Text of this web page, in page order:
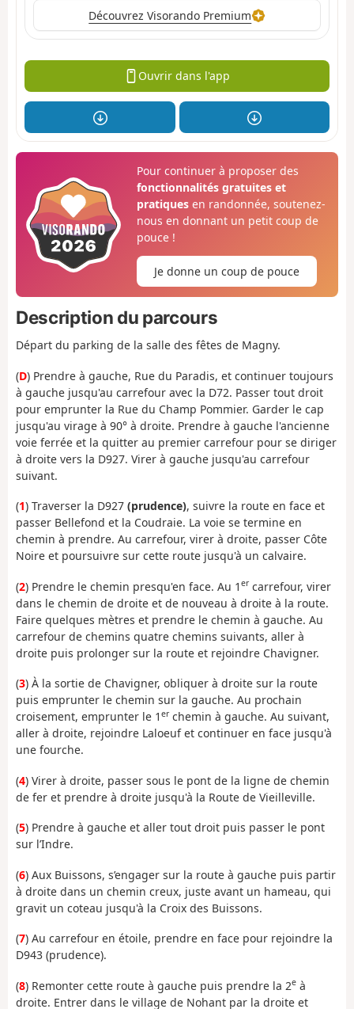
Découvrez Visorando Premium
Ouvrir dans l'app
Pour continuer à proposer des
fonctionnalités gratuites et
pratiquesen randonnée, soutenez-
nous en donnant un petit coup de
pouce !
Je donne un coup de pouce
Description du parcours
Départ du parking de la salle des fêtes de Magny.
(D) Prendre à gauche, Rue du Paradis, et continuer toujours
à gauche jusqu'au carrefour avec la D72. Passer tout droit
pour emprunter la Rue du Champ Pommier. Garder le cap
jusqu'au virage à 90° à droite. Prendre à gauche l'ancienne
voie ferrée et la quitter au premier carrefour pour se diriger
à droite vers la D927. Virer à gauche jusqu'au carrefour
suivant.
(1) Traverser la D927 (prudence), suivre la route en face et
passer Bellefond et la Coudraie. La voie se termine en
chemin à prendre. Au carrefour, virer à droite, passer Côte
Noire et poursuivre sur cette route jusqu'à un calvaire.
(2) Prendre le chemin presqu'en face. Au 1 er carrefour, virer
dans le chemin de droite et de nouveau à droite à la route.
Faire quelques mètres et prendre le chemin à gauche. Au
carrefour de chemins quatre chemins suivants, aller à
droite puis prolonger sur la route et rejoindre Chavigner.
(3) À la sortie de Chavigner, obliquer à droite sur la route
puis emprunter le chemin sur la gauche. Au prochain
croisement, emprunter le 1 er chemin à gauche. Au suivant,
aller à droite, rejoindre Laloeuf et continuer en face jusqu'à
une fourche.
(4) Virer à droite, passer sous le pont de la ligne de chemin
de fer et prendre à droite jusqu'à la Route de Vieilleville.
(5) Prendre à gauche et aller tout droit puis passer le pont
sur l’Indre.
(6) Aux Buissons, s’engager sur la route à gauche puis partir
à droite dans un chemin creux, juste avant un hameau, qui
gravit un coteau jusqu'à la Croix des Buissons.
(7) Au carrefour en étoile, prendre en face pour rejoindre la
D943 (prudence).
(8) Remonter cette route à gauche puis prendre la 2e à
droite. Entrer dans le village de Nohant par la droite et